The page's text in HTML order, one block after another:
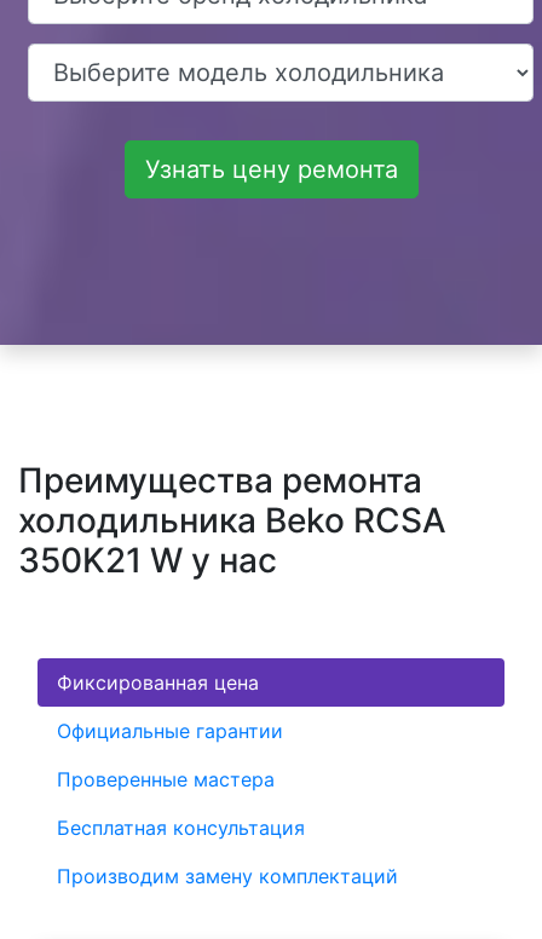
Узнать цену ремонта
Преимущества ремонта
холодильника Beko RCSA
350K21 W у нас
Фиксированная цена
Официальные гарантии
Проверенные мастера
Бесплатная консультация
Производим замену комплектаций